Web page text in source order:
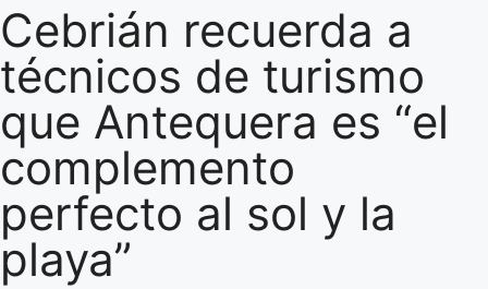
Cebrián recuerda a
técnicos de turismo
que Antequera es “el
complemento
perfecto al sol y la
playa”